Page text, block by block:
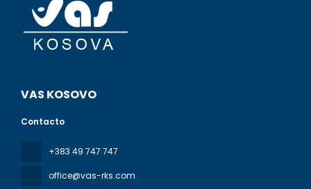
VAS KOSOVO
Contacto
+383 49 747 747
office@vas-rks.com